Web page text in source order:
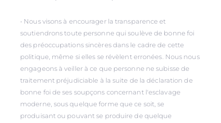
• Nous visons à encourager la transparence et
soutiendrons toute personne qui soulève de bonne foi
des préoccupations sincères dans le cadre de cette
politique, même si elles se révèlent erronées. Nous nous
engageons à veiller à ce que personne ne subisse de
traitement préjudiciable à la suite de la déclaration de
bonne foi de ses soupçons concernant l'esclavage
moderne, sous quelque forme que ce soit, se
produisant ou pouvant se produire de quelque